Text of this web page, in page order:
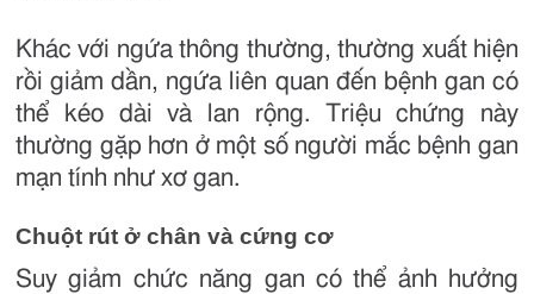
Khác với ngứa thông thường, thường xuất hiện
rồi giảm dần, ngứa liên quan đến bệnh gan có
thể kéo dài và lan rộng. Triệu chứng này
thường gặp hơn ở một số người mắc bệnh gan
mạn tính như xơ gan.
Chuột rút ở chân và cứng cơ
Suy giảm chức năng gan có thể ảnh hưởng